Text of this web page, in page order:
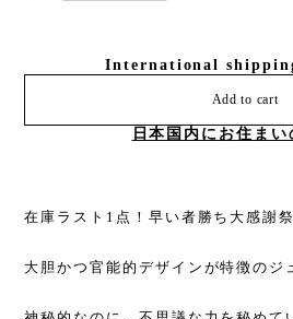
International
Add to cart
日本国内にお住まい
在庫ラスト1点！早い者勝ち大感謝
大胆かつ官能的デザインが特徴のジ